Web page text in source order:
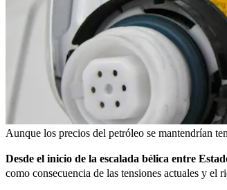
Aunque los precios del petróleo se mantendrían
Desde el inicio de la escalada bélica entre
como consecuencia de las tensiones actuales y el